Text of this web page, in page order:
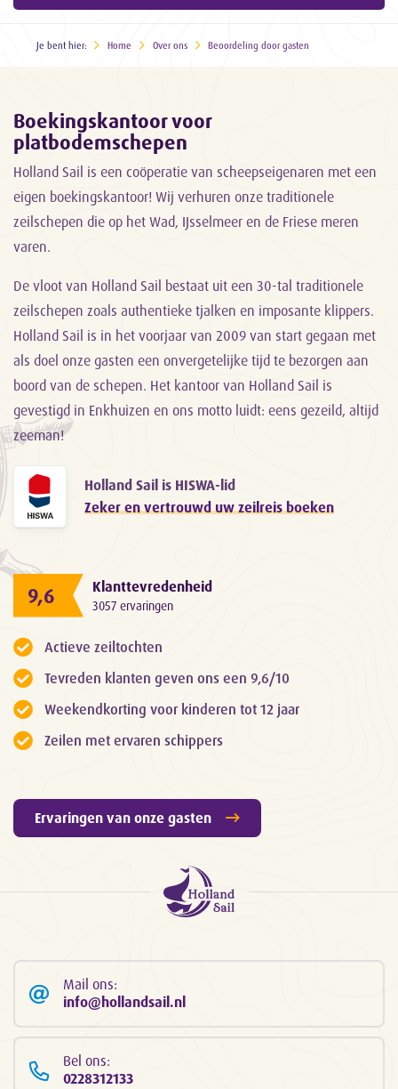
Je bent hier: Home Over ons Beoordeling door gasten
Boekingskantoor voor
platbodemschepen
Holland Sail is een coöperatie van scheepseigenaren met een
eigen boekingskantoor! Wij verhuren onze traditionele
zeilschepen die op het Wad, IJsselmeer en de Friese meren
varen.
De vloot van Holland Sail bestaat uit een 30-tal traditionele
zeilschepen zoals authentieke tjalken en imposante klippers.
Holland Sail is in het voorjaar van 2009 van start gegaan met
als doel onze gasten een onvergetelijke tijd te bezorgen aan
boord van de schepen. Het kantoor van Holland Sail is
gevestigd in Enkhuizen en ons motto luidt: eens gezeild, altijd
zeeman!
Holland Sail is HISWA-lid
Zeker en vertrouwd uw zeilreis boeken
9,6 Klanttevredenheid
3057 ervaringen
Actieve zeiltochten
Tevreden klanten geven ons een 9,6/10
Weekendkorting voor kinderen tot 12 jaar
Zeilen met ervaren schippers
Ervaringen van onze gasten
Mail ons:
info@hollandsail.nl
Bel ons:
0228312133